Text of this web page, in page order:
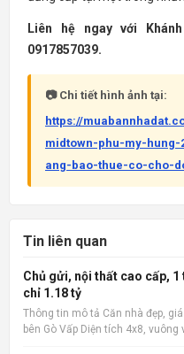
Liên hệ ngay với
0917857039.
📷 Chi tiết hình ảnh tại:
https://
midtown-phu-my-
ang-bao-thue-co-cho-
Tin liên quan
Chủ gửi, nội thất cao cấp,
chỉ 1.18 tỷ
Thông tin mô tả Căn nhà đẹp,
bên Gò Vấp Diện tích 4x8,